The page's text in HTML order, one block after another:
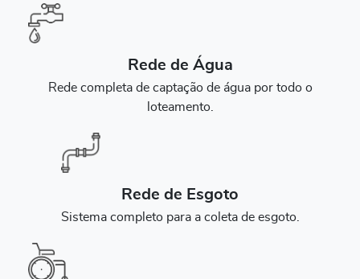
Rede de Água
Rede completa de captação de água por todo o
loteamento.
Rede de Esgoto
Sistema completo para a coleta de esgoto.